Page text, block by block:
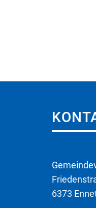
6373